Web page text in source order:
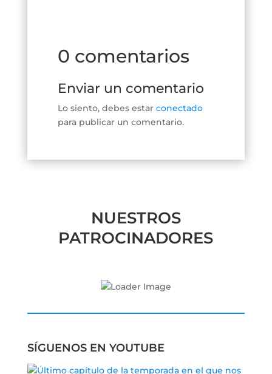
0 comentarios
Enviar un comentario
Lo siento, debes estar conectado
para publicar un comentario.
NUESTROS
PATROCINADORES
SÍGUENOS EN YOUTUBE